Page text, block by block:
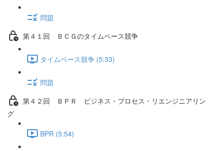
問題
第４１回 ＢＣＧのタイムベース競争
タイムベース競争 (5:33)
問題
第４２回 ＢＰＲ ビジネス・プロセス・リエンジニアリン
グ
BPR (5:54)